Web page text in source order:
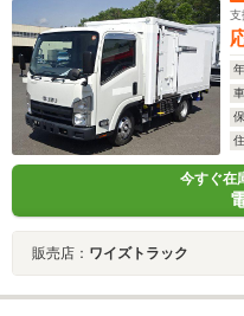
支
今すぐ在
販売店： ワイズトラック